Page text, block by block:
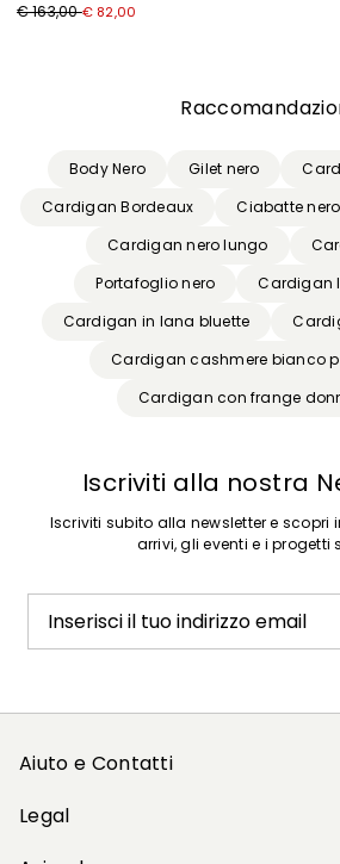
€ 163,00€ 82,00
Body Nero Gilet nero
Cardigan Bordeaux
Ciabatte nero
Cardigan nero lungo
Portafoglio nero
Cardigan
Cardigan in lana bluette
Cardigan cashmere bianco
Cardigan con frange
Iscriviti alla nostra
Iscriviti subito alla newsletter e scopri
arrivi, gli eventi e i progetti
Inserisci il tuo indirizzo email
Aiuto e Contatti
Legal